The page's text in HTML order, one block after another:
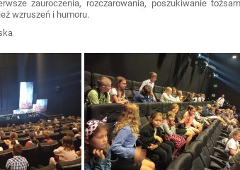
zauroczenia, rozczarowania, poszukiwanie
wzruszeń i humoru.